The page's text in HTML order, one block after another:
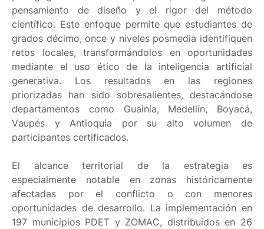
pensamiento de diseño y el rigor del método
científico. Este enfoque permite que estudiantes de
grados décimo, once y niveles posmedia identifiquen
retos locales, transformándolos en oportunidades
mediante el uso ético de la inteligencia artificial
generativa. Los resultados en las regiones
priorizadas han sido sobresalientes, destacándose
departamentos como Guainía, Medellín, Boyacá,
Vaupés y Antioquia por su alto volumen de
participantes certificados.
El alcance territorial de la estrategia es
especialmente notable en zonas históricamente
afectadas por el conflicto o con menores
oportunidades de desarrollo. La implementación en
197 municipios PDET y ZOMAC, distribuidos en 26